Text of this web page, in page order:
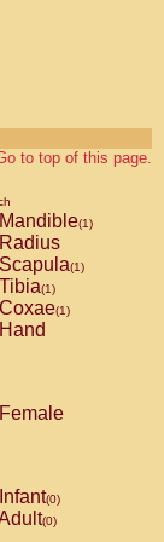
to top of this page.
Mandible(1)
Radius
Scapula(1)
Tibia(1)
Coxae(1)
Hand
Female
Infant(0)
(0)